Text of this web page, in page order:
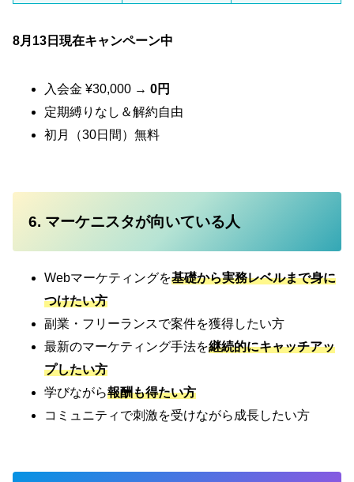
8月13日現在キャンペーン中
入会金 ¥30,000 → 0円
定期縛りなし＆解約自由
初月（30日間）無料
6. マーケニスタが向いている人
Webマーケティングを基礎から実務レベルまで身に
つけたい方
副業・フリーランスで案件を獲得したい方
最新のマーケティング手法を継続的にキャッチアッ
プしたい方
学びながら報酬も得たい方
コミュニティで刺激を受けながら成長したい方